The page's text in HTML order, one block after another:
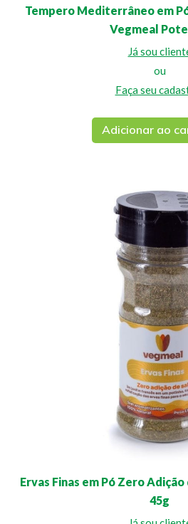
Tempero Mediterrâneo em
Vegmeal
Já sou
ou
Faça seu
Adicionar ao
Ervas Finas em Pó Zero
45g